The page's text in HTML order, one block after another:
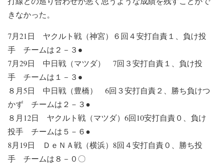
きなかった。
7月21日 ヤクルト戦（神宮）６回４安打自責１、負け投
手 チームは２－３●
7月29日 中日戦（マツダ） 7回３安打自責１、負け投
手 チームは１－３●
８月5日 中日戦（豊橋） 6回３安打自責２、勝ち負けつ
かず チームは２－３●
８月12日 ヤクルト戦（マツダ）6回10安打自責０、負け
投手 チームは５－６●
8月19日 ＤｅＮＡ戦（横浜）8回４安打自責０、勝ち投
手 チームは８－０〇